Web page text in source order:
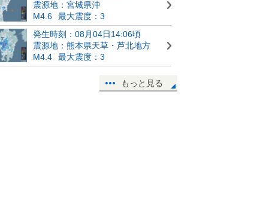
震源地：宮城県沖
M4.6
最大震度：3
発生時刻：08月04日14:06頃
震源地：熊本県天草・芦北地方
M4.4
最大震度：3
もっと見る